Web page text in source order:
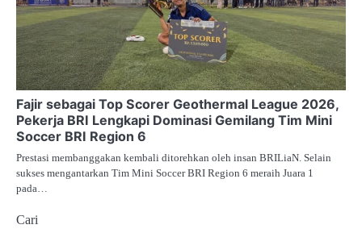
Fajir sebagai Top Scorer Geothermal League 2026,
Pekerja BRI Lengkapi Dominasi Gemilang Tim Mini
Soccer BRI Region 6
Prestasi membanggakan kembali ditorehkan oleh insan BRILiaN. Selain
sukses mengantarkan Tim Mini Soccer BRI Region 6 meraih Juara 1
pada…
Cari